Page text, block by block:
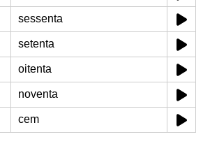
sessenta
setenta
oitenta
noventa
cem